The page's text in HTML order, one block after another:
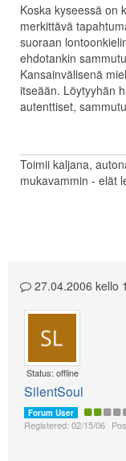
Koska kyseessä on
merkittävä
suoraan
ehdotankin
Kansainvälisenä
itseään. Löytyyhän
autenttiset,
Toimii kaljana,
mukavammin - elät
27.04.2006 kello
Status: offline
SilentSoul
Forum User
Registered: 02/15/06